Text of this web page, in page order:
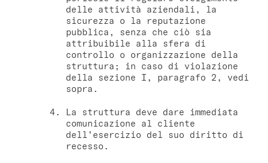
delle attività aziendali, la
sicurezza o la reputazione
pubblica, senza che ciò sia
attribuibile alla sfera di
controllo o organizzazione della
struttura; in caso di violazione
della sezione I, paragrafo 2, vedi
sopra.
La struttura deve dare immediata
comunicazione al cliente
dell’esercizio del suo diritto di
recesso.